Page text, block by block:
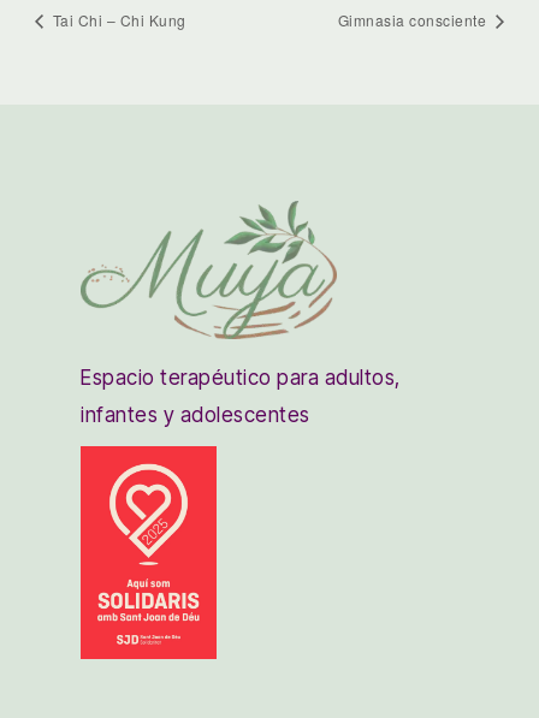
Tai Chi – Chi Kung Gimnasia consciente
Espacio terapéutico para adultos,
infantes y adolescentes